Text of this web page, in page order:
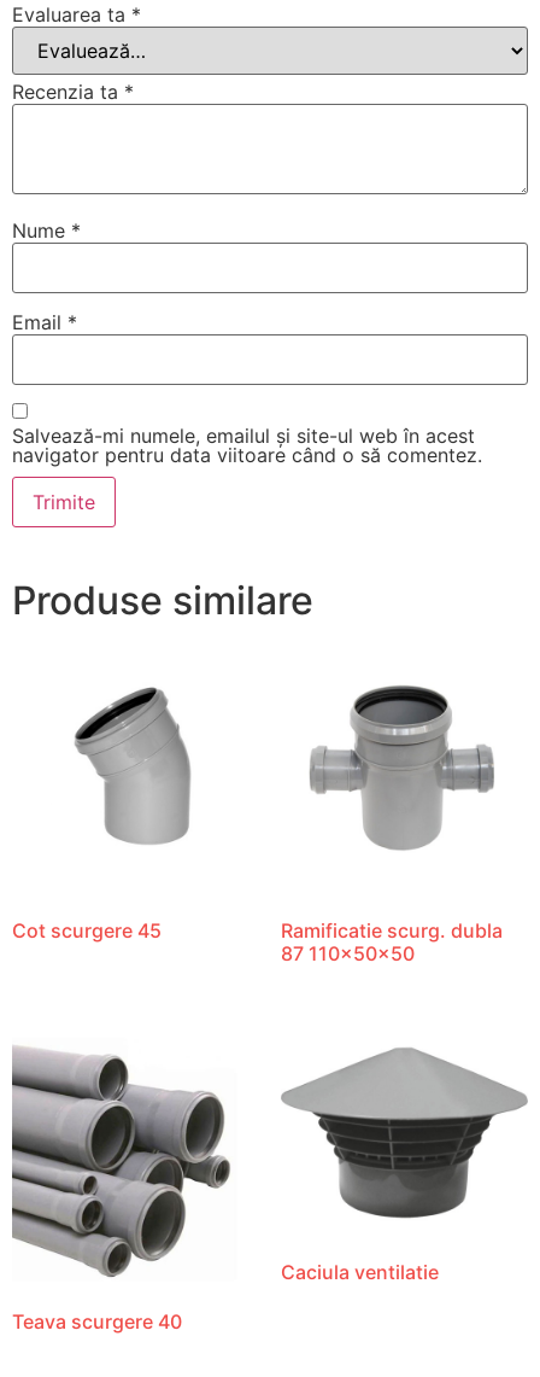
Evaluarea ta *
Recenzia ta *
Nume *
Email *
Salvează-mi numele, emailul și site-ul web în acest
navigator pentru data viitoare când o să comentez.
Produse similare
Cot scurgere 45
Ramificatie scurg. dubla
87 110x50x50
Teava scurgere 40
Caciula ventilatie